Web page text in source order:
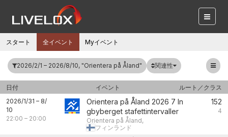
スタート 全イベント Myイベント
2026/2/1 – 2026/8/10, "Orientera på Åland" 関連性
日付 イベント
ルート／クラス
2026/1/31 – 8/
10
22:00 – 20:00
Orientera på Åland 2026 7 In
gbyberget stafettintervaller
Orientera på Åland,
フィンランド
152
4